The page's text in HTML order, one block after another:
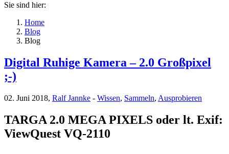
Sie sind hier:
Home
Blog
Blog
Digital Ruhige Kamera – 2.0 Großpixel
;-)
02. Juni 2018, Ralf Jannke - Wissen, Sammeln, Ausprobieren
TARGA 2.0 MEGA PIXELS oder lt. Exif:
ViewQuest VQ-2110